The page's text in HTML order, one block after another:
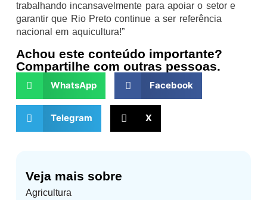
Veja mais sobre
Agricultura
trabalhando incansavelmente para apoiar o setor e
garantir que Rio Preto continue a ser referência
nacional em aquicultura!”
Achou este conteúdo importante?
Compartilhe com outras pessoas.
WhatsApp Facebook
Telegram X